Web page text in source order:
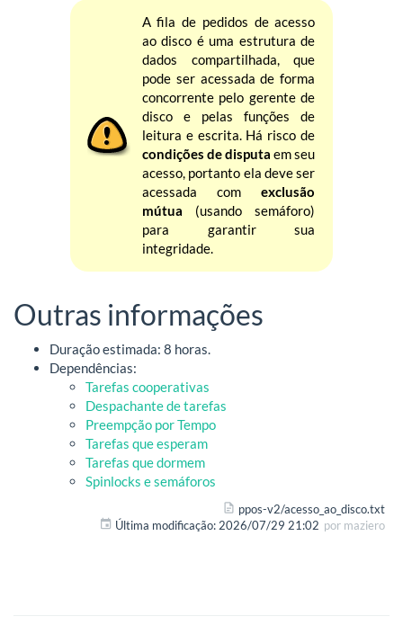
A fila de pedidos de acesso
ao disco é uma estrutura de
dados compartilhada, que
pode ser acessada de forma
concorrente pelo gerente de
disco e pelas funções de
leitura e escrita. Há risco de
condições de disputa em seu
acesso, portanto ela deve ser
acessada comexclusão
mútua (usando semáforo)
para garantir sua
integridade.
Outras informações
Duração estimada: 8 horas.
Dependências:
Tarefas cooperativas
Despachante de tarefas
Preempção por Tempo
Tarefas que esperam
Tarefas que dormem
Spinlocks e semáforos
ppos-v2/acesso_ao_disco.txt
Última modificação: 2026/07/29 21:02 por maziero